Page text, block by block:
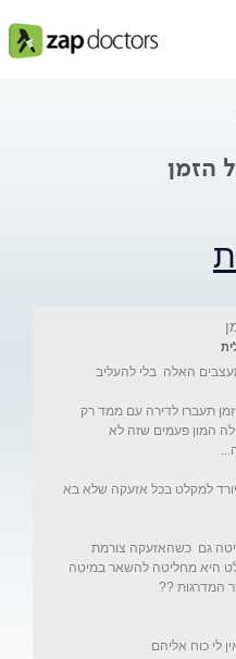
הזמן
תעברו לדירה עם ממד רק
המון פעמים שזה לא
למקלט בכל אזעקה שלא בא
גם  כשהאזעקה צורמת
היא מחליטה להשאר במיטה